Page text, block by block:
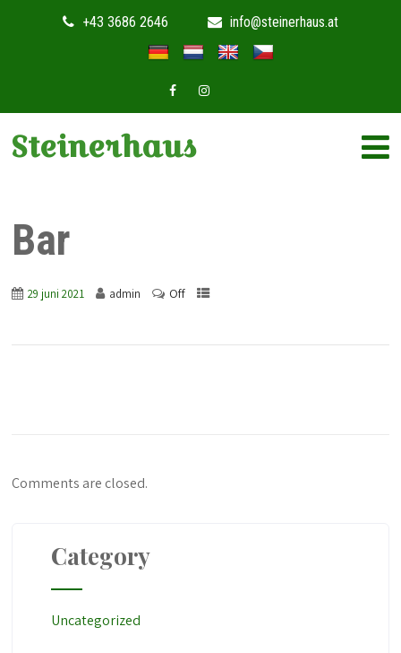
+43 3686 2646 info@steinerhaus.at
Steinerhaus
Bar
29 juni 2021 admin Off
Comments are closed.
Category
Uncategorized